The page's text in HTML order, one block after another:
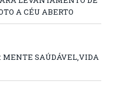
A CÉU ABERTO
MENTE SAÚDÁVEL,VIDA